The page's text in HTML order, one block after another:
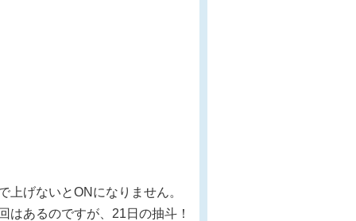
げないとONになりません。
はあるのですが、21日の抽斗！